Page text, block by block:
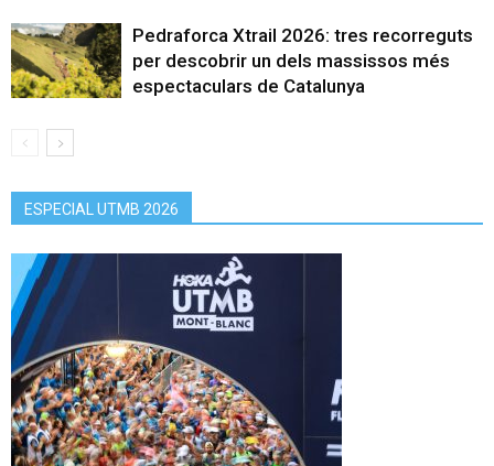
Pedraforca Xtrail 2026: tres recorreguts
per descobrir un dels massissos més
espectaculars de Catalunya
ESPECIAL UTMB 2026